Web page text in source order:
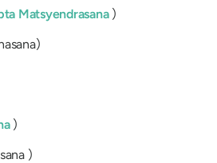
Matsyendrasana）
）
）
）